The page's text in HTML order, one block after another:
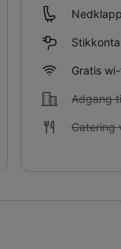
Gratis
Adgang
Catering